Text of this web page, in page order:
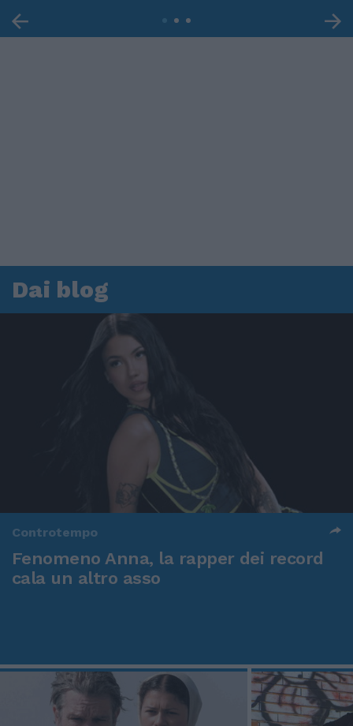
Dai blog
Controtempo
Fenomeno Anna, la rapper dei record
cala un altro asso